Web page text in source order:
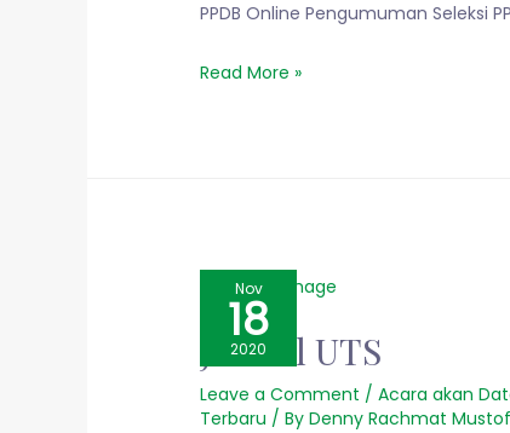
PPDB Online Pengumuman Seleksi
Read More »
Nov
18
2020
Jadwal UTS
Leave a Comment /Acara akan
Terbaru / ByDenny Rachmat